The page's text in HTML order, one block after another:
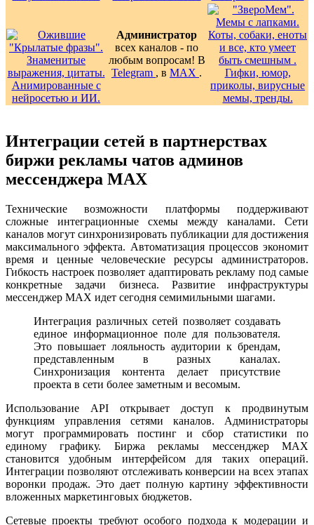
Администратор
всех каналов - по
любым вопросам! В
Telegram , в MAX .
Интеграции сетей в партнерствах
биржи рекламы чатов админов
мессенджера MAX
Технические возможности платформы поддерживают
сложные интеграционные схемы между каналами. Сети
каналов могут синхронизировать публикации для достижения
максимального эффекта. Автоматизация процессов экономит
время и ценные человеческие ресурсы администраторов.
Гибкость настроек позволяет адаптировать рекламу под самые
конкретные задачи бизнеса. Развитие инфраструктуры
мессенджер MAX идет сегодня семимильными шагами.
Интеграция различных сетей позволяет создавать
единое информационное поле для пользователя.
Это повышает лояльность аудитории к брендам,
представленным в разных каналах.
Синхронизация контента делает присутствие
проекта в сети более заметным и весомым.
Использование API открывает доступ к продвинутым
функциям управления сетями каналов. Администраторы
могут программировать постинг и сбор статистики по
единому графику. Биржа рекламы мессенджер MAX
становится удобным интерфейсом для таких операций.
Интеграции позволяют отслеживать конверсии на всех этапах
воронки продаж. Это дает полную картину эффективности
вложенных маркетинговых бюджетов.
Сетевые проекты требуют особого подхода к модерации и